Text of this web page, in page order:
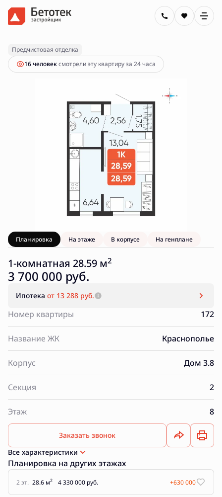
1-комнатная28.59 м 3 700 000 руб.
Ипотекаот 13 288 руб.
Предчистовая отделка
16 человексмотрели эту квартиру за 24 часа
Планировка На этаже В корпусе На генплане
1-комнатная 28.59 м2
3 700 000 руб.
Ипотека от 13 288 руб.
Номер квартиры 172
Название ЖК Краснополье
Корпус Дом 3.8
Секция 2
Этаж 8
Заказать звонок
Все характеристики
Планировка на других этажах
2 эт. 28.6 м2 4 330 000 руб. +630 000